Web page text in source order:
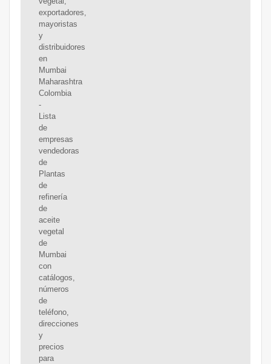
exportadores,
mayoristas
y
distribuidores
en
Mumbai
Maharashtra
Colombia
-
Lista
de
empresas
vendedoras
de
Plantas
de
refinería
de
aceite
vegetal
de
Mumbai
con
catálogos,
números
de
teléfono,
direcciones
y
precios
para